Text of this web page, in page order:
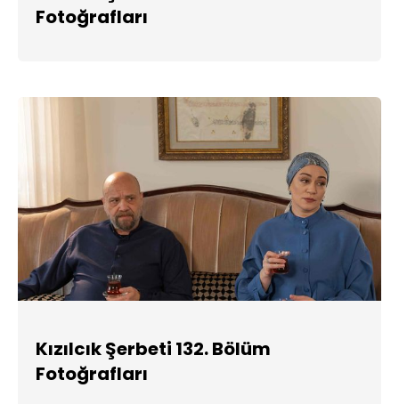
Fotoğrafları
Kızılcık Şerbeti 132. Bölüm
Fotoğrafları